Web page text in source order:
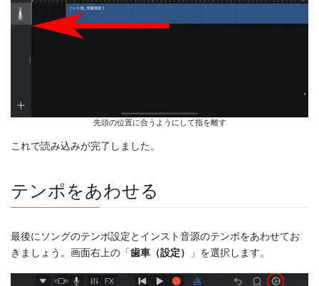
先頭の位置に合うようにして指を離す
これで読み込みが完了しました。
テンポをあわせる
最後にソングのテンポ設定とインスト音源のテンポをあわせてお
きましょう。画面右上の「歯車（設定） 」を選択します。